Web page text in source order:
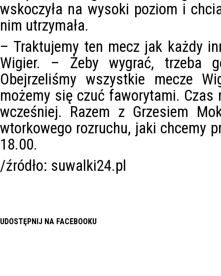
wskoczyła na wysoki poziom i
nim utrzymała.
– Traktujemy ten mecz jak każdy
Wigier. – Żeby wygrać, trzeba
Obejrzeliśmy wszystkie mecze
możemy się czuć faworytami. Czas
wcześniej. Razem z Grzesiem
wtorkowego rozruchu, jaki chcemy
18.00.
/źródło: suwalki24.pl
UDOSTĘPNIJ NA FACEBOOKU